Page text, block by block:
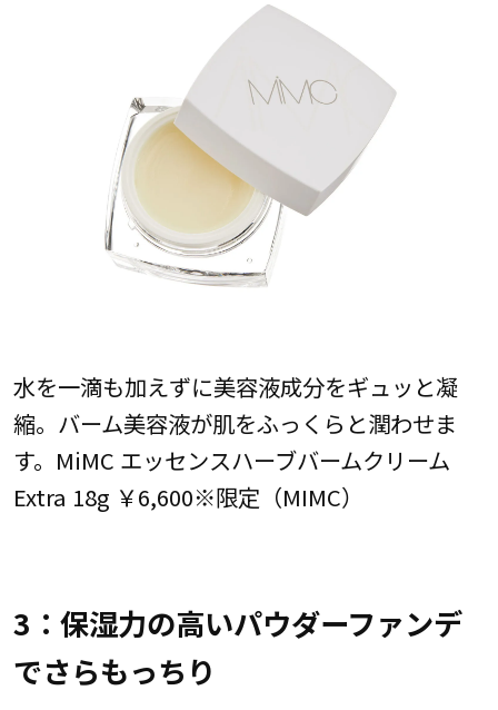
水を一滴も加えずに美容液成分をギュッと凝
縮。バーム美容液が肌をふっくらと潤わせま
す。MiMC エッセンスハーブバームクリーム
Extra 18g ￥6,600※限定（MIMC）
3：保湿力の高いパウダーファンデ
でさらもっちり